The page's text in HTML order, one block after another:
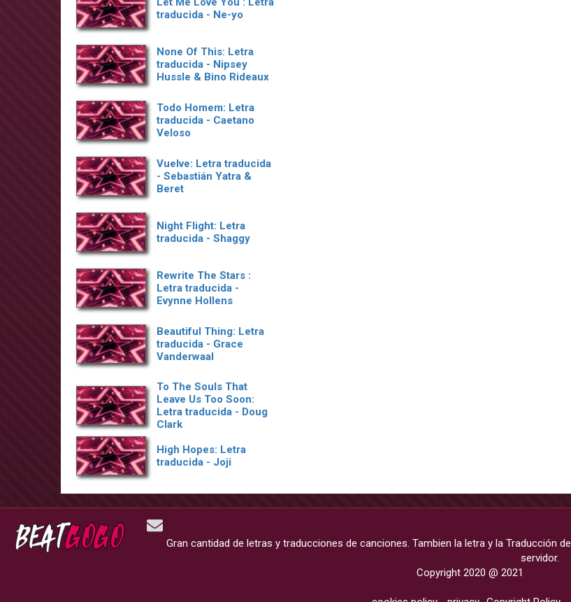
traducida - Ne-yo
None Of This: Letra
traducida - Nipsey
Hussle & Bino Rideaux
Todo Homem: Letra
traducida - Caetano
Veloso
Vuelve: Letra traducida
- Sebastián Yatra &
Beret
Night Flight: Letra
traducida - Shaggy
Rewrite The Stars :
Letra traducida -
Evynne Hollens
Beautiful Thing: Letra
traducida - Grace
Vanderwaal
To The Souls That
Leave Us Too Soon:
Letra traducida - Doug
Clark
High Hopes: Letra
traducida - Joji
Gran cantidad de letras y traducciones de canciones. Tambien la letra y la Traducción de
servidor.
Copyright 2020 @ 2021